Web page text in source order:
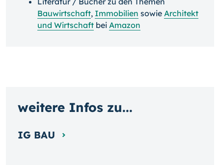
Bauwirtschaft, Immobilien sowie Architekt
und Wirtschaft bei Amazon
weitere Infos zu...
IG BAU